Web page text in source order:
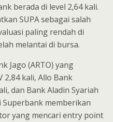
berada di level 2,64 kali.
SUPA sebagai salah
paling rendah di
melantai di bursa.
Jago (ARTO) yang
2,84 kali, Allo Bank
dan Bank Aladin Syariah
Superbank memberikan
yang mencari entry point